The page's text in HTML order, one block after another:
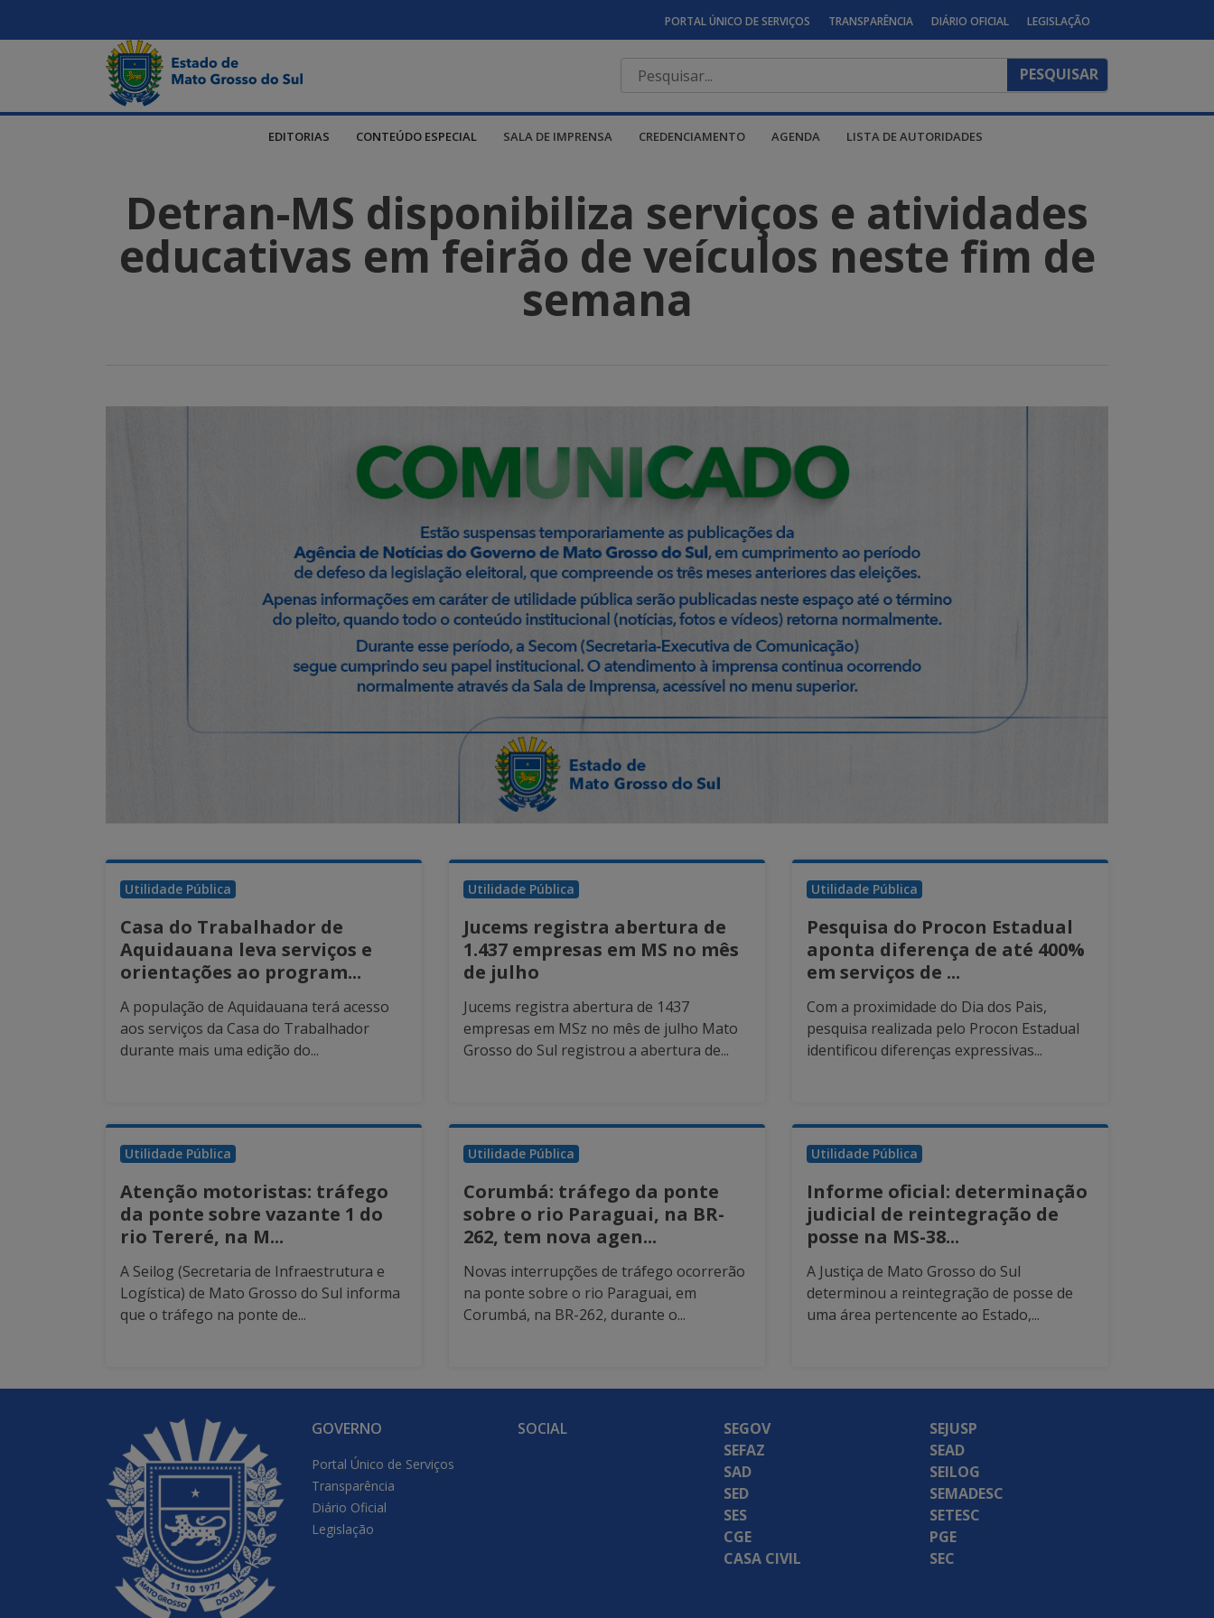
PORTAL ÚNICO DE SERVIÇOS TRANSPARÊNCIA DIÁRIO OFICIAL LEGISLAÇÃO
EDITORIAS CONTEÚDO ESPECIAL SALA DE IMPRENSA CREDENCIAMENTO AGENDA LISTA DE AUTORIDADES
Detran-MS disponibiliza serviços e atividades
educativas em feirão de veículos neste fim de
semana
Utilidade Pública
Casa do Trabalhador de
Aquidauana leva serviços e
orientações ao program...
A população de Aquidauana terá acesso
aos serviços da Casa do Trabalhador
durante mais uma edição do...
Utilidade Pública
Jucems registra abertura de
1.437 empresas em MS no mês
de julho
Jucems registra abertura de 1437
empresas em MSz no mês de julho Mato
Grosso do Sul registrou a abertura de...
Utilidade Pública
Pesquisa do Procon Estadual
aponta diferença de até 400%
em serviços de ...
Com a proximidade do Dia dos Pais,
pesquisa realizada pelo Procon Estadual
identificou diferenças expressivas...
Utilidade Pública
Atenção motoristas: tráfego
da ponte sobre vazante 1 do
rio Tereré, na M...
A Seilog (Secretaria de Infraestrutura e
Logística) de Mato Grosso do Sul informa
que o tráfego na ponte de...
Utilidade Pública
Corumbá: tráfego da ponte
sobre o rio Paraguai, na BR-
262, tem nova agen...
Novas interrupções de tráfego ocorrerão
na ponte sobre o rio Paraguai, em
Corumbá, na BR-262, durante o...
Utilidade Pública
Informe oficial: determinação
judicial de reintegração de
posse na MS-38...
A Justiça de Mato Grosso do Sul
determinou a reintegração de posse de
uma área pertencente ao Estado,...
GOVERNO
Portal Único de Serviços
Transparência
Diário Oficial
Legislação
SOCIAL
SEGOV
SEFAZ
SAD
SED
SES
CGE
CASA CIVIL
SEJUSP
SEAD
SEILOG
SEMADESC
SETESC
PGE
SEC